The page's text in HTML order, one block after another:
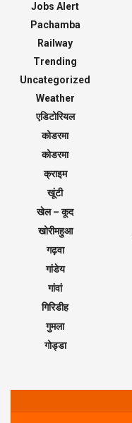
Jobs Alert
Pachamba
Railway
Trending
Uncategorized
Weather
एडिटोरियल
कोडरमा
कोडरमा
क्राइम
खूंटी
खेल – कूद
खोरीमहुआ
गढ़वा
गांडेय
गांवां
गिरिडीह
गुमला
गोड्डा